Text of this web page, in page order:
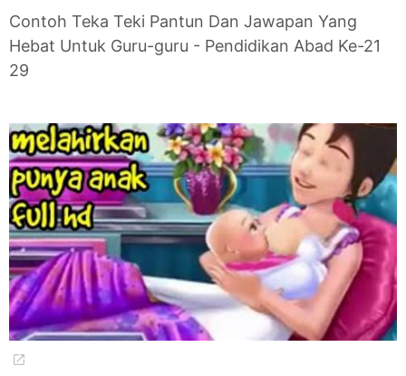
Contoh Teka Teki Pantun Dan Jawapan Yang
Hebat Untuk Guru-guru - Pendidikan Abad Ke-21
29